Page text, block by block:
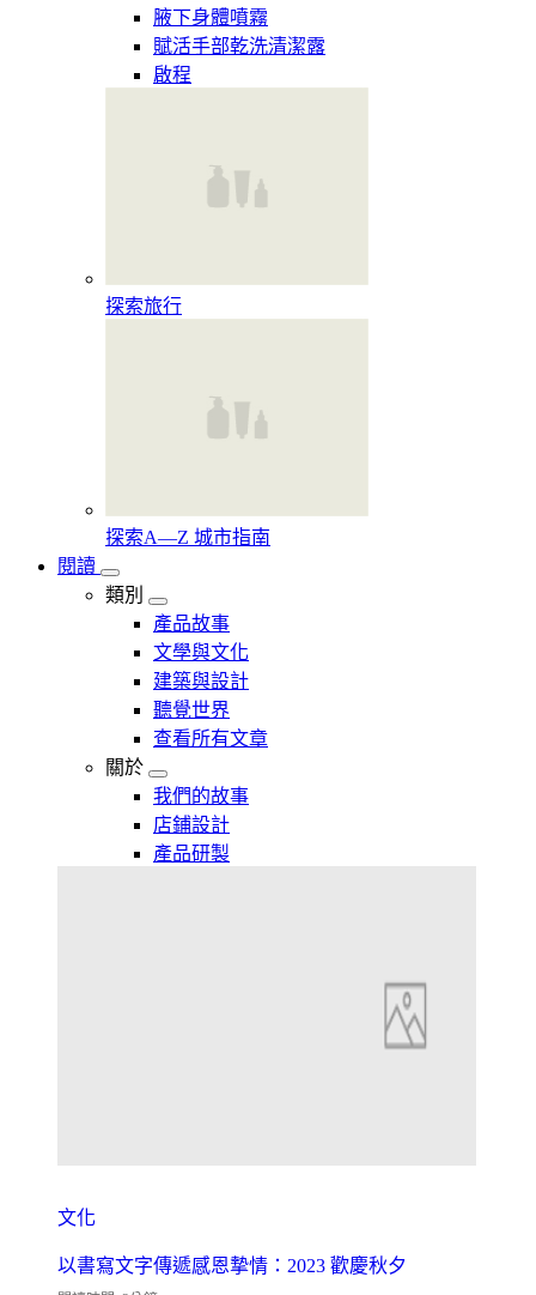
腋下身體噴霧
賦活手部乾洗清潔露
啟程
探索旅行
探索A—Z 城市指南
閱讀
類別
產品故事
文學與文化
建築與設計
聽覺世界
查看所有文章
關於
我們的故事
店鋪設計
產品研製
文化
以書寫文字傳遞感恩摯情：2023 歡慶秋夕